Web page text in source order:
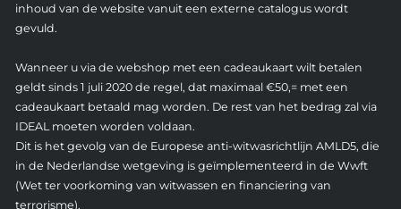
inhoud van de website vanuit een externe catalogus wordt
gevuld.
Wanneer u via de webshop met een cadeaukaart wilt betalen
geldt sinds 1 juli 2020 de regel, dat maximaal €50,= met een
cadeaukaart betaald mag worden. De rest van het bedrag zal via
IDEAL moeten worden voldaan.
Dit is het gevolg van de Europese anti-witwasrichtlijn AMLD5, die
in de Nederlandse wetgeving is geïmplementeerd in de Wwft
(Wet ter voorkoming van witwassen en financiering van
terrorisme).